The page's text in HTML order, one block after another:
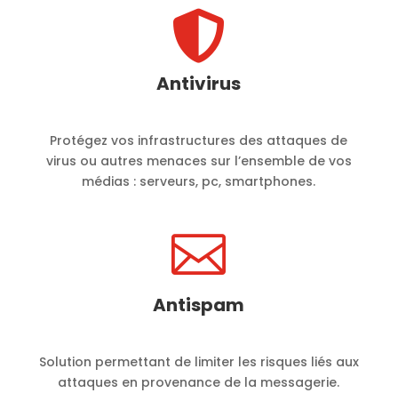

Antivirus
Protégez vos infrastructures des attaques de
virus ou autres menaces sur l’ensemble de vos
médias : serveurs, pc, smartphones.

Antispam
Solution permettant de limiter les risques liés aux
attaques en provenance de la messagerie.